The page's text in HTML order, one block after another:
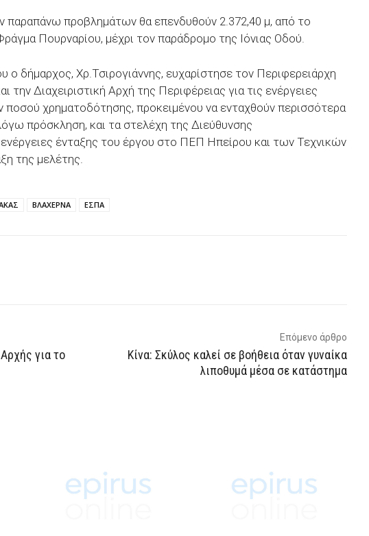
παραπάνω προβλημάτων θα επενδυθούν 2.372,40 μ, από το
Πουρναρίου, μέχρι τον παράδρομο της Ιόνιας Οδού.
ο δήμαρχος, Χρ.Τσιρογιάννης, ευχαρίστησε τον Περιφερειάρχη
την Διαχειριστική Αρχή της Περιφέρειας για τις ενέργειες
ποσού χρηματοδότησης, προκειμένου να ενταχθούν περισσότερα
πρόσκληση, και τα στελέχη της Διεύθυνσης
ένταξης του έργου στο ΠΕΠ Ηπείρου και των Τεχνικών
της μελέτης.
ΒΛΑΧΕΡΝΑ ΕΣΠΑ
για το
Επόμενο άρθρο
Κίνα: Σκύλος καλεί σε βοήθεια όταν γυναίκα
λιποθυμά μέσα σε κατάστημα